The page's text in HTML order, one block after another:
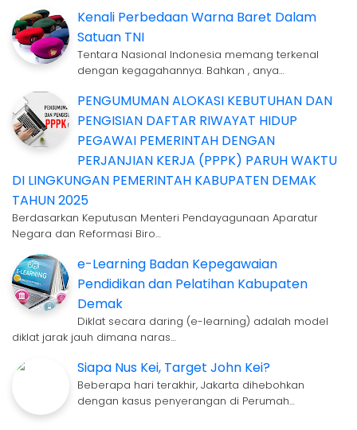
Kenali Perbedaan Warna Baret Dalam
Satuan TNI
Tentara Nasional Indonesia memang terkenal
dengan kegagahannya. Bahkan , anya…
PENGUMUMAN ALOKASI KEBUTUHAN DAN
PENGISIAN DAFTAR RIWAYAT HIDUP
PEGAWAI PEMERINTAH DENGAN
PERJANJIAN KERJA (PPPK) PARUH WAKTU
DI LINGKUNGAN PEMERINTAH KABUPATEN DEMAK
TAHUN 2025
Berdasarkan Keputusan Menteri Pendayagunaan Aparatur
Negara dan Reformasi Biro…
e-Learning Badan Kepegawaian
Pendidikan dan Pelatihan Kabupaten
Demak
Diklat secara daring (e-learning) adalah model
diklat jarak jauh dimana naras…
Siapa Nus Kei, Target John Kei?
Beberapa hari terakhir, Jakarta dihebohkan
dengan kasus penyerangan di Perumah…